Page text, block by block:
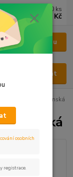
Menu
Hledat
0 ks
0 Kč
kapsle Housenice čínská
čínská
osobních
registrace.